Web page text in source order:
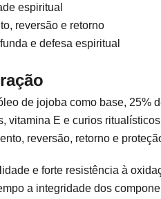
espiritual
reversão e retorno
e defesa espiritual
de jojoba como base, 25%
vitamina E e curios
reversão, retorno e
e forte resistência à
a integridade dos